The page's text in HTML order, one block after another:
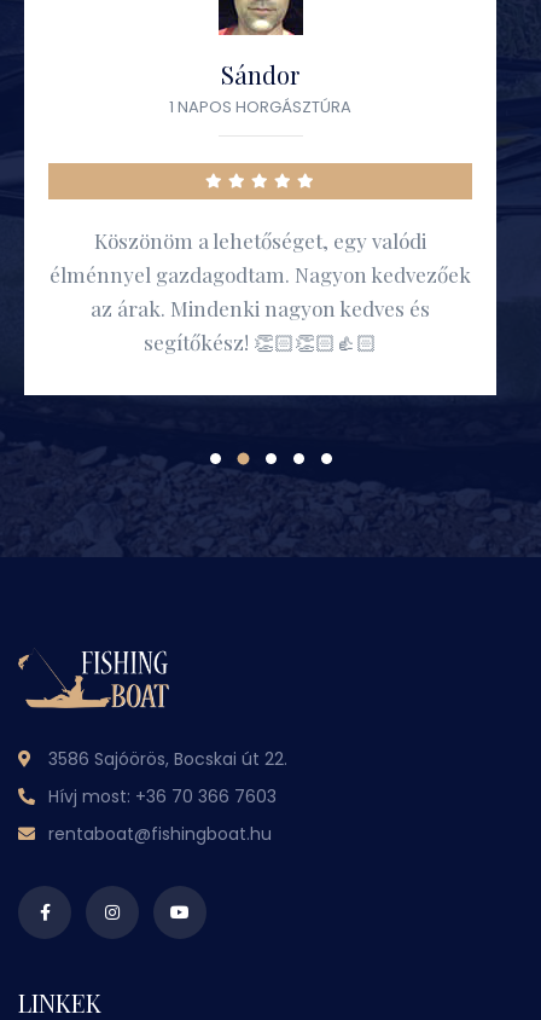
Sándor
1 NAPOS HORGÁSZTÚRA
Köszönöm a lehetőséget, egy valódi
élménnyel gazdagodtam. Nagyon kedvezőek
az árak. Mindenki nagyon kedves és
segítőkész! 👏🏻👏🏻👍🏻
3586 Sajóörös, Bocskai út 22.
Hívj most: +36 70 366 7603
rentaboat@fishingboat.hu
LINKEK